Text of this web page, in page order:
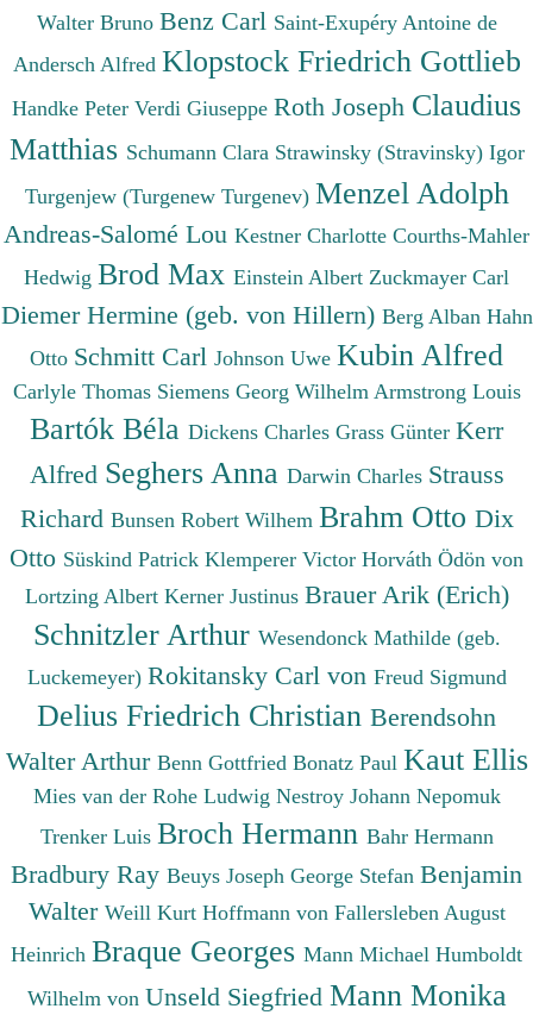
Walter Bruno Benz Carl Saint-Exupéry Antoine de
Andersch Alfred Klopstock Friedrich Gottlieb
Handke Peter Verdi Giuseppe Roth Joseph Claudius
Matthias Schumann Clara Strawinsky (Stravinsky) Igor
Turgenjew (Turgenew Turgenev) Menzel Adolph
Andreas-Salomé Lou Kestner Charlotte Courths-Mahler
Hedwig Brod Max Einstein Albert Zuckmayer Carl
Diemer Hermine (geb. von Hillern) Berg Alban Hahn
Otto Schmitt Carl Johnson Uwe Kubin Alfred
Carlyle Thomas Siemens Georg Wilhelm Armstrong Louis
Bartók Béla Dickens Charles Grass Günter Kerr
Alfred Seghers Anna Darwin Charles Strauss
Richard Bunsen Robert Wilhem Brahm Otto Dix
Otto Süskind Patrick Klemperer Victor Horváth Ödön von
Lortzing Albert Kerner Justinus Brauer Arik (Erich)
Schnitzler Arthur Wesendonck Mathilde (geb.
Luckemeyer) Rokitansky Carl von Freud Sigmund
Delius Friedrich Christian Berendsohn
Walter Arthur Benn Gottfried Bonatz Paul Kaut Ellis
Mies van der Rohe Ludwig Nestroy Johann Nepomuk
Trenker Luis Broch Hermann Bahr Hermann
Bradbury Ray Beuys Joseph George Stefan Benjamin
Walter Weill Kurt Hoffmann von Fallersleben August
Heinrich Braque Georges Mann Michael Humboldt
Wilhelm von Unseld Siegfried Mann Monika